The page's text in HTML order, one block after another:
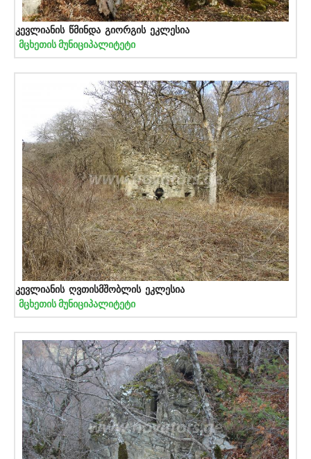
კევლიანის წმინდა გიორგის ეკლესია
მცხეთის მუნიციპალიტეტი
კევლიანის ღვთისმშობლის ეკლესია
მცხეთის მუნიციპალიტეტი